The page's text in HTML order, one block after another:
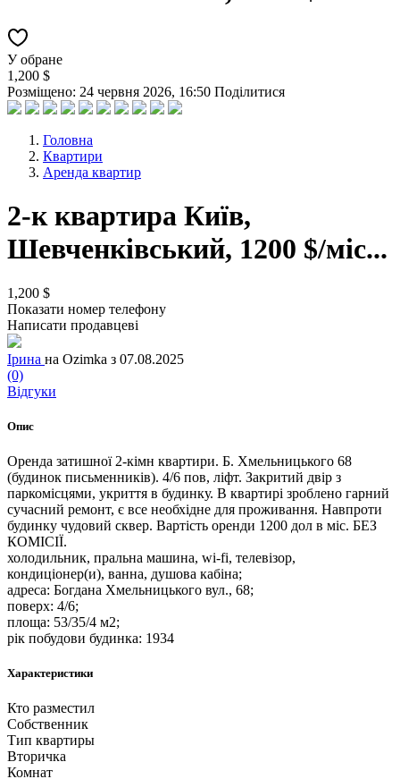
У обране
1,200 $
Розміщено: 24 червня 2026, 16:50 Поділитися
Головна
Квартири
Аренда квартир
2-к квартира Київ,
Шевченківський, 1200 $/міс...
1,200 $
Показати номер телефону
Написати продавцеві
Ірина на Ozimka з 07.08.2025
(0)
Відгуки
Опис
Оренда затишної 2-кімн квартири. Б. Хмельницького 68
(будинок письменників). 4/6 пов, ліфт. Закритий двір з
паркомісцями, укриття в будинку. В квартирі зроблено гарний
сучасний ремонт, є все необхідне для проживання. Навпроти
будинку чудовий сквер. Вартість оренди 1200 дол в міс. БЕЗ
КОМІСІЇ.
холодильник, пральна машина, wi-fi, телевізор,
кондиціонер(и), ванна, душова кабіна;
адреса: Богдана Хмельницького вул., 68;
поверх: 4/6;
площа: 53/35/4 м2;
рік побудови будинка: 1934
Характеристики
Кто разместил
Собственник
Тип квартиры
Вторичка
Комнат